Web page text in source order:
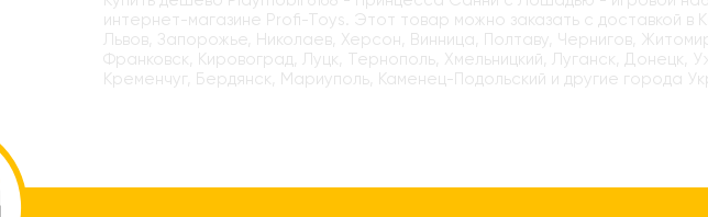
интернет-магазине Profi-Toys. Этот товар можно заказать с доставкой в
Львов, Запорожье, Николаев, Херсон, Винница, Полтаву, Чернигов,
Франковск, Кировоград, Луцк, Тернополь, Хмельницкий, Луганск, Донецк,
Кременчуг, Бердянск, Мариуполь, Каменец-Подольский и другие города